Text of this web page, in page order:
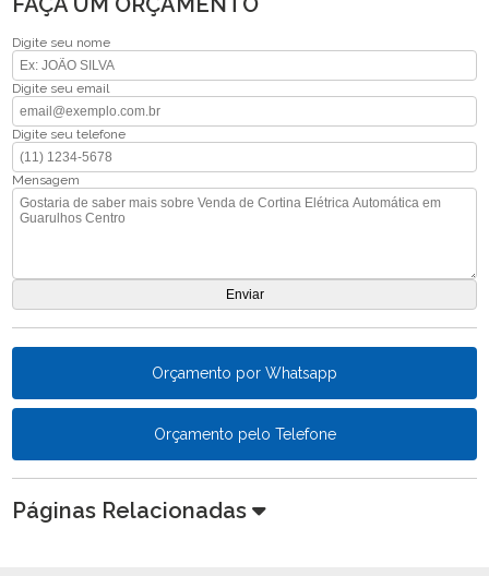
Digite seu nome
Digite seu email
Digite seu telefone
Mensagem
Orçamento por Whatsapp
Orçamento pelo Telefone
Páginas Relacionadas